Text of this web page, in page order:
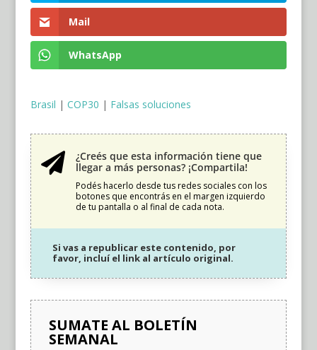
Mail
WhatsApp
Brasil | COP30 | Falsas soluciones

¿Creés que esta información tiene que
llegar a más personas? ¡Compartila!
Podés hacerlo desde tus redes sociales con los
botones que encontrás en el margen izquierdo
de tu pantalla o al final de cada nota.
Si vas a republicar este contenido, por
favor, incluí el link al artículo original.
SUMATE AL BOLETÍN
SEMANAL